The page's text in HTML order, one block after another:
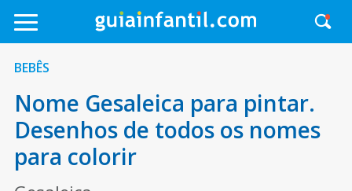
BEBÊS
Nome Gesaleica para pintar.
Desenhos de todos os nomes
para colorir